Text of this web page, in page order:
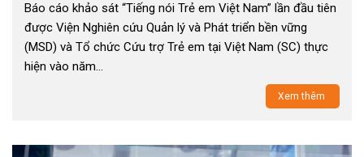
Báo cáo khảo sát “Tiếng nói Trẻ em Việt Nam” lần đầu tiên
được Viện Nghiên cứu Quản lý và Phát triển bền vững
(MSD) và Tổ chức Cứu trợ Trẻ em tại Việt Nam (SC) thực
hiện vào năm…
Xem thêm